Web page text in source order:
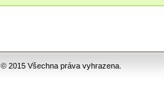
© 2015 Všechna práva vyhrazena.